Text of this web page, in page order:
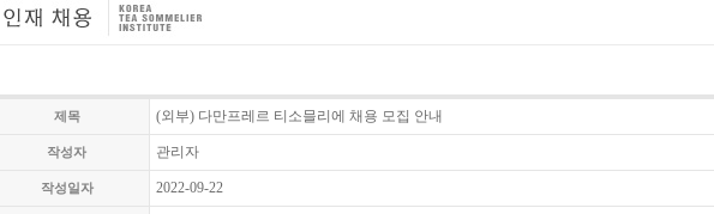
제목 (외부) 다만프레르 티소믈리에 채용 모집 안내
작성자 관리자
작성일자 2022-09-22